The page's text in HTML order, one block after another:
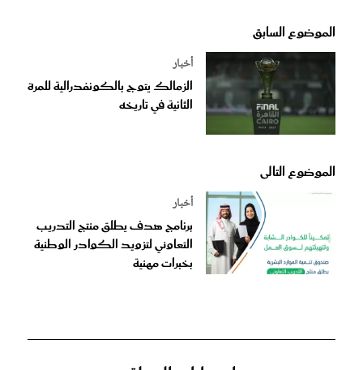
الموضوع السابق
أخبار
الزمالك يتوج بالكونفدرالية للمرة
الثانية في تاريخه
الموضوع التالى
أخبار
برنامج هدف يطلق منتج التدريب
التعاوني لتزويد الكوادر الوطنية
بخبرات مهنية